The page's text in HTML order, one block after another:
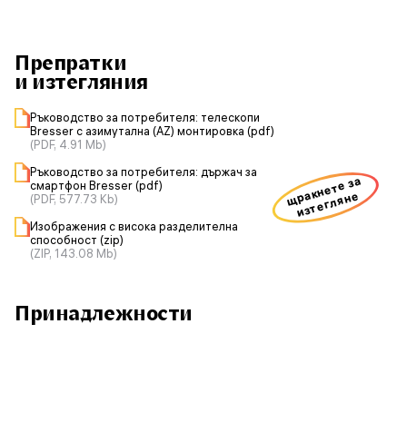
Препратки
и изтегляния
Ръководство за потребителя: телескопи
Bresser с азимутална (AZ) монтировка (pdf)
(PDF, 4.91 Mb)
Ръководство за потребителя: държач за
смартфон Bresser (pdf)
(PDF, 577.73 Kb)
Изображения с висока разделителна
способност (zip)
(ZIP, 143.08 Mb)
щракнете за
изтегляне
Принадлежности